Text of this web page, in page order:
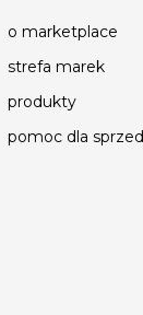
o marketplace
strefa marek
produkty
pomoc dla